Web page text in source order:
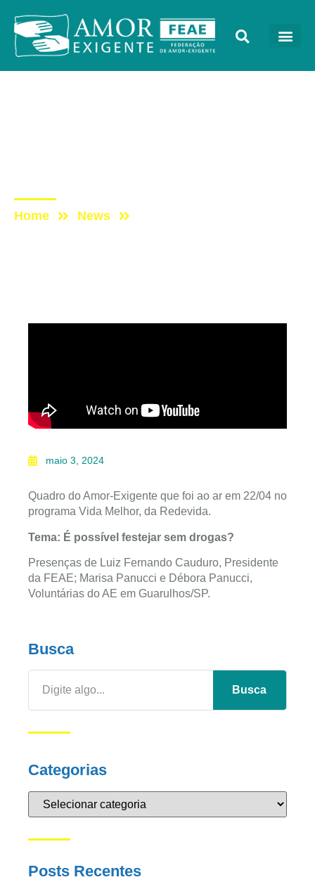
Home News
maio 3, 2024
Quadro do Amor-Exigente que foi ao ar em 22/04 no
programa Vida Melhor, da Redevida.
Tema: É possível festejar sem drogas?
Presenças de Luiz Fernando Cauduro, Presidente
da FEAE; Marisa Panucci e Débora Panucci,
Voluntárias do AE em Guarulhos/SP.
Busca
Busca
Categorias
Posts Recentes